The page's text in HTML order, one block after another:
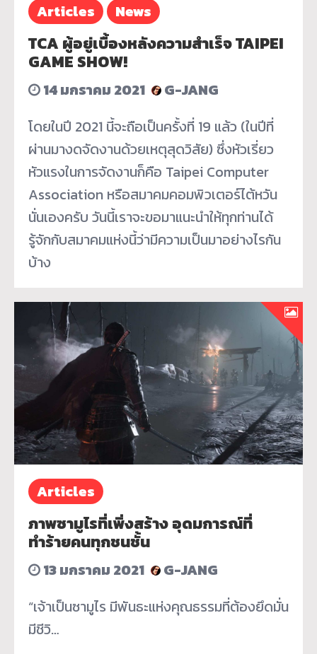
Articles News
TCA ผู้อยู่เบื้องหลังความสำเร็จ TAIPEI
GAME SHOW!
14 มกราคม 2021
G-JANG
โดยในปี 2021 นี้จะถือเป็นครั้งที่ 19 แล้ว (ในปีที่
ผ่านมางดจัดงานด้วยเหตุสุดวิสัย) ซึ่งหัวเรี่ยว
หัวแรงในการจัดงานก็คือ Taipei Computer
Association หรือสมาคมคอมพิวเตอร์ไต้หวัน
นั่นเองครับ วันนี้เราจะขอมาแนะนำให้ทุกท่านได้
รู้จักกับสมาคมแห่งนี้ว่ามีความเป็นมาอย่างไรกัน
บ้าง
Articles
ภาพซามูไรที่เพิ่งสร้าง อุดมการณ์ที่
ทำร้ายคนทุกชนชั้น
13 มกราคม 2021
G-JANG
“เจ้าเป็นซามูไร มีพันธะแห่งคุณธรรมที่ต้องยึดมั่น
มีชีวิ…